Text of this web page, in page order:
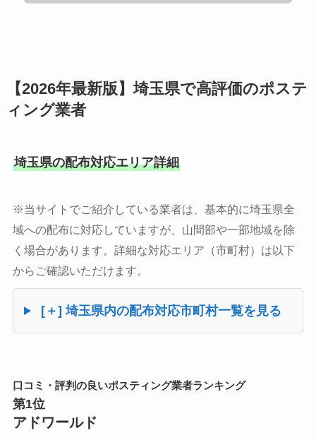
【2026年最新版】埼玉県で高評価のポステ
ィング業者
埼玉県の配布対応エリア詳細
※当サイトでご紹介している業者は、基本的に埼玉県全
域への配布に対応していますが、山間部や一部地域を除
く場合があります。詳細な対応エリア（市町村）は以下
からご確認いただけます。
[＋] 埼玉県内の配布対応市町村一覧を見る
口コミ・評判の良いポスティング業者ランキング
第1位
アドワールド